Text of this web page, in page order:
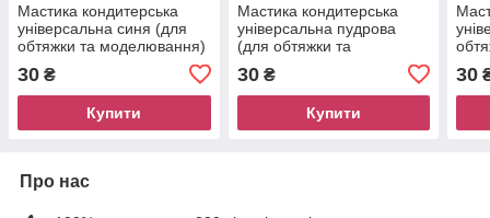
Мастика кондитерська
універсальна синя (для
обтяжки та моделювання)
30 ₴
Купити
Мастика кондитерська
універсальна пудрова
(для обтяжки та
моделювання) Slado, 100
грам
30₴
Купити
30
Про нас